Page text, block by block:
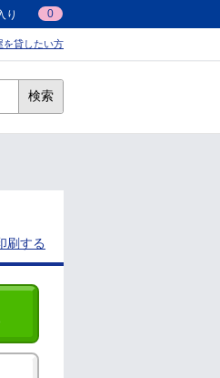
り 0
を貸したい方
検索
刷する